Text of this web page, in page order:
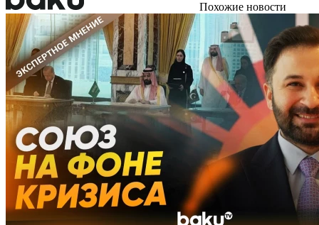
Похожие новости